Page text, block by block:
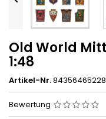
Old World
1:48
Artikel-Nr.
Bewertung